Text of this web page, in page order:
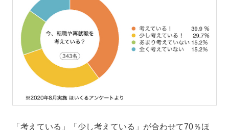
「考えている」「少し考えている」が合わせて70％ほ